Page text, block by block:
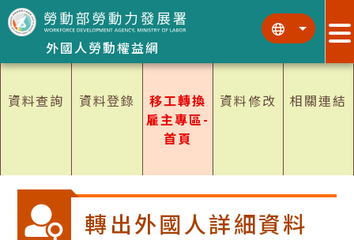
跳到主要內容區塊
外國人勞動權益網
::: :::
資料查詢 資料登錄
移工轉換
雇主專區-
首頁
資料修改 相關連結
轉出外國人詳細資料